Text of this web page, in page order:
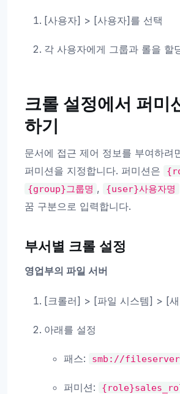
[사용자] > [사용자]를 선택
각 사용자에게 그룹과 롤을 할
크롤 설정에서 퍼미
하기
문서에 접근 제어 정보를 부여하려
퍼미션을 지정합니다. 퍼미션은
{group}그룹명 , {user}사용자명
꿈 구분으로 입력합니다.
부서별 크롤 설정
영업부의 파일 서버
[크롤러] > [파일 시스템] > [
아래를 설정
패스: smb://
퍼미션: